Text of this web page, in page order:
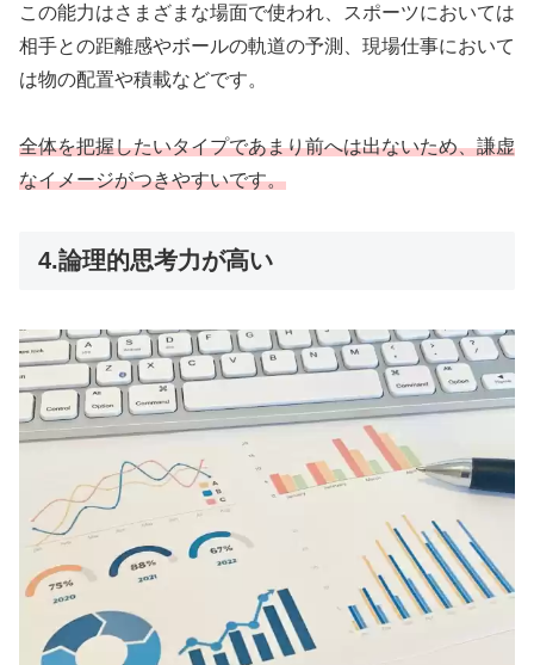
この能力はさまざまな場面で使われ、スポーツにおいては
相手との距離感やボールの軌道の予測、現場仕事において
は物の配置や積載などです。
全体を把握したいタイプであまり前へは出ないため、謙虚
なイメージがつきやすいです。
4.論理的思考力が高い